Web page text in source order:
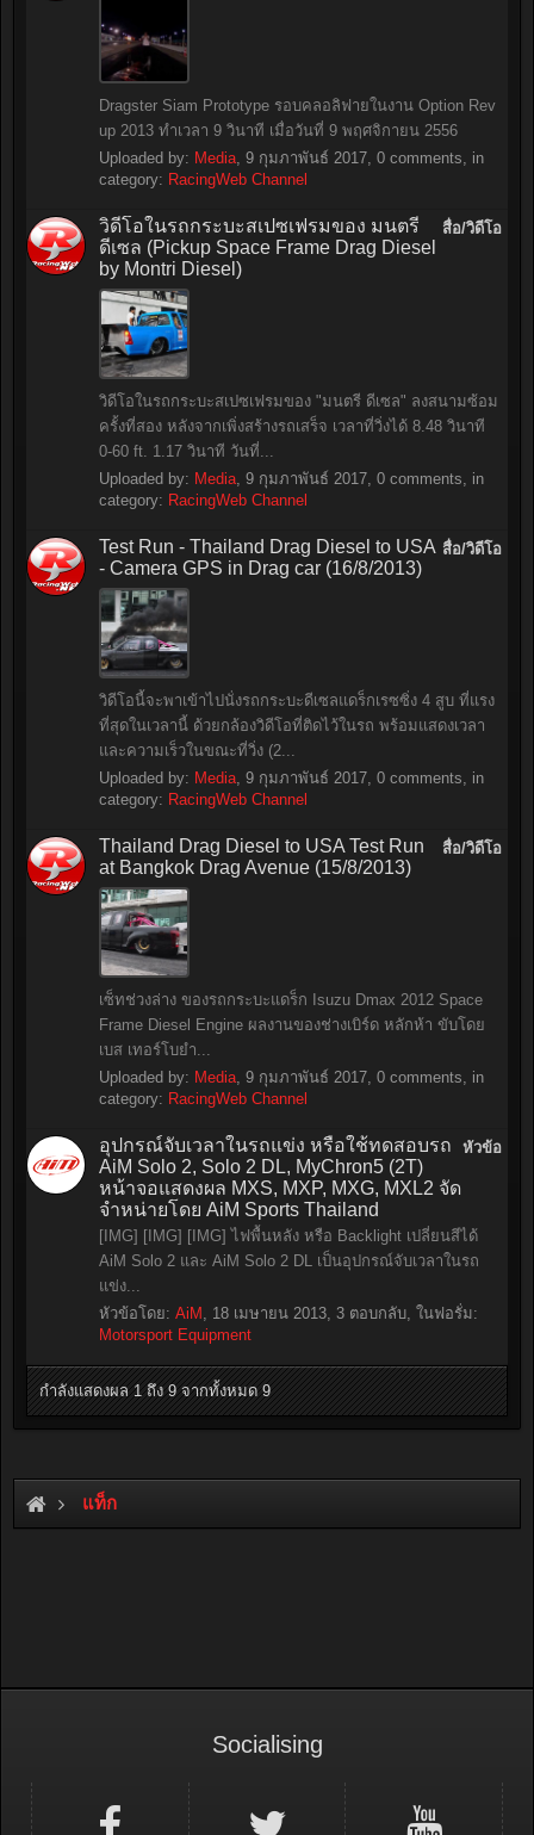
Dragster Siam Prototype รอบคลอลิฟายในงาน Option Rev
up 2013 ทำเวลา 9 วินาที เมื่อวันที่ 9 พฤศจิกายน 2556
Uploaded by: Media, 9 กุมภาพันธ์ 2017, 0 comments, in
category: RacingWeb Channel
สื่อ/วิดีโอ
วิดีโอในรถกระบะสเปซเฟรมของ มนตรี
ดีเซล (Pickup Space Frame Drag Diesel
by Montri Diesel)
วิดีโอในรถกระบะสเปซเฟรมของ "มนตรี ดีเซล" ลงสนามซ้อม
ครั้งที่สอง หลังจากเพิ่งสร้างรถเสร็จ เวลาที่วิ่งได้ 8.48 วินาที
0-60 ft. 1.17 วินาที วันที่...
Uploaded by: Media, 9 กุมภาพันธ์ 2017, 0 comments, in
category: RacingWeb Channel
สื่อ/วิดีโอ
Test Run - Thailand Drag Diesel to USA
- Camera GPS in Drag car (16/8/2013)
วิดีโอนี้จะพาเข้าไปนั่งรถกระบะดีเซลแดร็กเรซซิ่ง 4 สูบ ที่แรง
ที่สุดในเวลานี้ ด้วยกล้องวิดีโอที่ติดไว้ในรถ พร้อมแสดงเวลา
และความเร็วในขณะที่วิ่ง (2...
Uploaded by: Media, 9 กุมภาพันธ์ 2017, 0 comments, in
category: RacingWeb Channel
สื่อ/วิดีโอ
Thailand Drag Diesel to USA Test Run
at Bangkok Drag Avenue (15/8/2013)
เซ็ทช่วงล่าง ของรถกระบะแดร็ก Isuzu Dmax 2012 Space
Frame Diesel Engine ผลงานของช่างเบิร์ด หลักห้า ขับโดย
เบส เทอร์โบยำ...
Uploaded by: Media, 9 กุมภาพันธ์ 2017, 0 comments, in
category: RacingWeb Channel
หัวข้อ
อุปกรณ์จับเวลาในรถแข่ง หรือใช้ทดสอบรถ
AiM Solo 2, Solo 2 DL, MyChron5 (2T)
หน้าจอแสดงผล MXS, MXP, MXG, MXL2 จัด
จำหน่ายโดย AiM Sports Thailand
[IMG] [IMG] [IMG] ไฟพื้นหลัง หรือ Backlight เปลี่ยนสีได้
AiM Solo 2 และ AiM Solo 2 DL เป็นอุปกรณ์จับเวลาในรถ
แข่ง...
หัวข้อโดย: AiM , 18 เมษายน 2013, 3 ตอบกลับ, ในฟอรั่ม:
Motorsport Equipment
กำลังแสดงผล 1 ถึง 9 จากทั้งหมด 9
แท็ก
Socialising